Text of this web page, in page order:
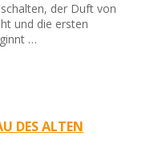
der Duft von
und die ersten
…
DES ALTEN